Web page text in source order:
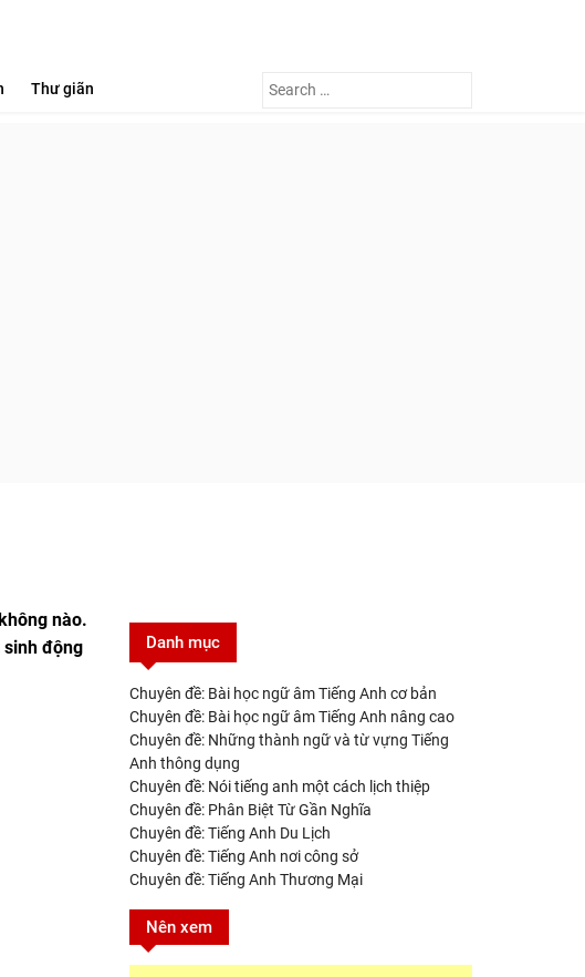
Search
Thư giãn
nào.
sinh động
Danh mục
Chuyên đề: Bài học ngữ âm Tiếng Anh cơ bản
Chuyên đề: Bài học ngữ âm Tiếng Anh nâng cao
Chuyên đề: Những thành ngữ và từ vựng Tiếng
Anh thông dụng
Chuyên đề: Nói tiếng anh một cách lịch thiệp
Chuyên đề: Phân Biệt Từ Gần Nghĩa
Chuyên đề: Tiếng Anh Du Lịch
Chuyên đề: Tiếng Anh nơi công sở
Chuyên đề: Tiếng Anh Thương Mại
Nên xem